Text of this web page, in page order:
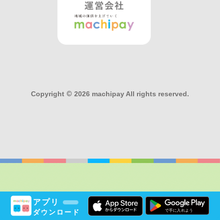
アプリ
ダウンロード
Copyright © 2026 machipay All rights reserved.